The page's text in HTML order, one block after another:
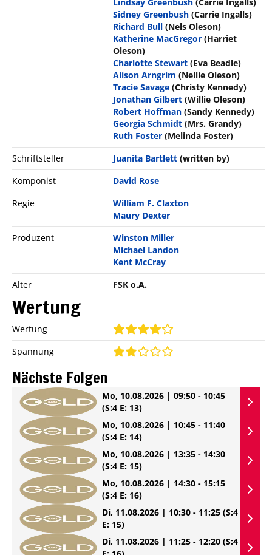
Sidney Greenbush (Carrie Ingalls)
Richard Bull (Nels Oleson)
Katherine MacGregor (Harriet
Oleson)
Charlotte Stewart (Eva Beadle)
Alison Arngrim (Nellie Oleson)
Tracie Savage (Christy Kennedy)
Jonathan Gilbert (Willie Oleson)
Robert Hoffman (Sandy Kennedy)
Georgia Schmidt (Mrs. Grandy)
Ruth Foster (Melinda Foster)
Schriftsteller
Juanita Bartlett (written by)
Komponist
David Rose
Regie
William F. Claxton
Maury Dexter
Produzent
Winston Miller
Michael Landon
Kent McCray
Alter
FSK o.A.
Wertung
Wertung
Spannung
Nächste Folgen
Mo, 10.08.2026 | 09:50 - 10:45
(S:4 E: 13)
Mo, 10.08.2026 | 10:45 - 11:40
(S:4 E: 14)
Mo, 10.08.2026 | 13:35 - 14:30
(S:4 E: 15)
Mo, 10.08.2026 | 14:30 - 15:15
(S:4 E: 16)
Di, 11.08.2026 | 10:30 - 11:25 (S:4
E: 15)
Di, 11.08.2026 | 11:25 - 12:20 (S:4